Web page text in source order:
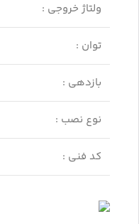
ولتاژ خروجی :
توان :
بازدهی :
نوع نصب :
کد فنی :